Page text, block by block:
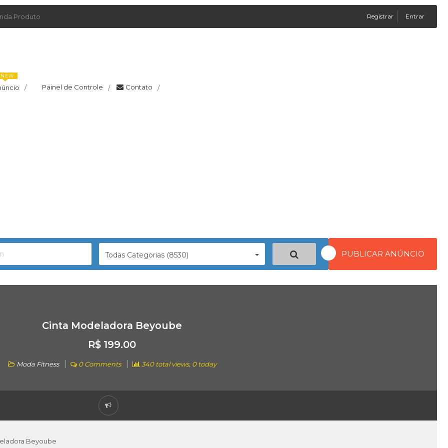
Produto Registrar Entrar
/
NEW
Painel de Controle / Contato /
Todas Categorias (8530) PUBLICAR ANÚNCIO
Cinta Modeladora Beyoube
R$ 199.00
Moda Fitness 0 Comments 340 total views, 0 today
Beyoube